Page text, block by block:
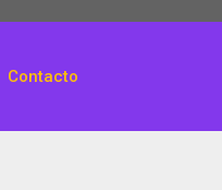
Contacto